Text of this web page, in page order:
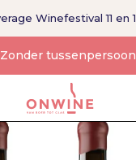
Zonder tussenpersoon